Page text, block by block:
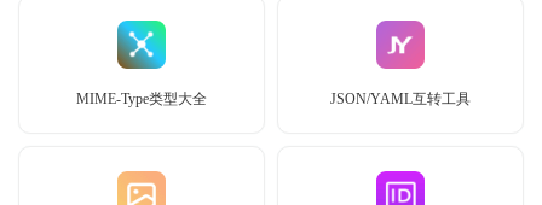
MIME-Type类型大全 JSON/YAML互转工具